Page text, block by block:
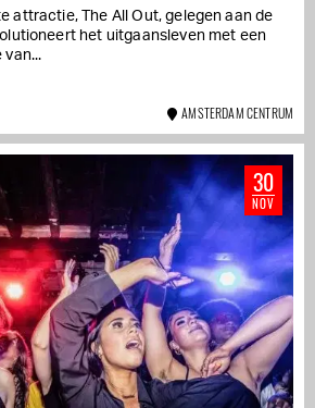
attractie, The All Out, gelegen aan de
het uitgaansleven met een
van...
AMSTERDAM CENTRUM
30
NOV